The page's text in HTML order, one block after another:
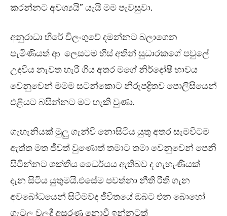
කරන්නට අවශ්‍යයි” යැයි මම පැවසුවා.
අනුරාධා හිරේ විලංගුවේ දමන්නට බලාගෙන
පැමිණියත් ආ ලෙසටම හිස් අතින් සුධා‍රකගේ පවුලේ
උදවිය නැවත හැරී ගිය අතර මගේ නිර්දෝෂී භාවය
වෙනුවෙන් මමම සටන්කොට නිරුපද්‍රිතව පොලිසියෙන්
එළියට බසින්නට මට හැකි වුණා.
ගැහැනියක් මුලු ගැන්වී නොසිටිය යුතු අතර සැමවිටම
ඇත්ත මත ජීවත් වුණොත් තමාට තමා වෙනුවෙන් පෙනී
සිටින්නට ශක්තිය ධෛර්යය ඇතිබව ද ගැහැණියක්
දැන සිටිය යුතුමයි.එසේම පවත්නා නීති රීති ගැන
අවබෝධයෙන් සිටීමව්ද ජීවිතයේ ඔබට එන බොහෝ
ගැටලු වලදී අසරණ නොවී ඉන්නටත්